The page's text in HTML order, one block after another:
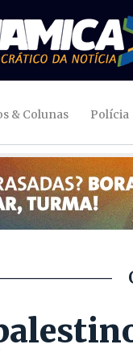
& Colunas Polícia